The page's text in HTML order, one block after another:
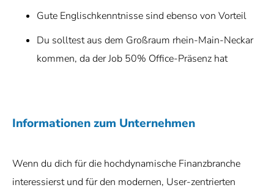
Gute Englischkenntnisse sind ebenso von Vorteil
Du solltest aus dem Großraum rhein-Main-Neckar
kommen, da der Job 50% Office-Präsenz hat
Informationen zum Unternehmen
Wenn du dich für die hochdynamische Finanzbranche
interessierst und für den modernen, User-zentrierten